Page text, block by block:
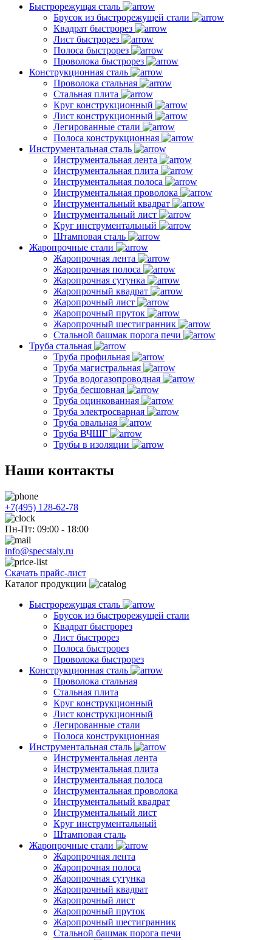
Быстрорежущая сталь
Брусок из быстрорежущей стали
Квадрат быстрорез
Лист быстрорез
Полоса быстрорез
Проволока быстрорез
Конструкционная сталь
Проволока стальная
Стальная плита
Круг конструкционный
Лист конструкционный
Легированные стали
Полоса конструкционная
Инструментальная сталь
Инструментальная лента
Инструментальная плита
Инструментальная полоса
Инструментальная проволока
Инструментальный квадрат
Инструментальный лист
Круг инструментальный
Штамповая сталь
Жаропрочные стали
Жаропрочная лента
Жаропрочная полоса
Жаропрочная сутунка
Жаропрочный квадрат
Жаропрочный лист
Жаропрочный пруток
Жаропрочный шестигранник
Стальной башмак порога печи
Труба стальная
Труба профильная
Труба магистральная
Труба водогазопроводная
Труба бесшовная
Труба оцинкованная
Труба электросварная
Труба овальная
Труба ВЧШГ
Трубы в изоляции
Наши контакты
+7(495) 128-62-78
Пн-Пт: 09:00 - 18:00
info@specstaly.ru
Скачать прайс-лист
Каталог продукции
Быстрорежущая сталь
Брусок из быстрорежущей стали
Квадрат быстрорез
Лист быстрорез
Полоса быстрорез
Проволока быстрорез
Конструкционная сталь
Проволока стальная
Стальная плита
Круг конструкционный
Лист конструкционный
Легированные стали
Полоса конструкционная
Инструментальная сталь
Инструментальная лента
Инструментальная плита
Инструментальная полоса
Инструментальная проволока
Инструментальный квадрат
Инструментальный лист
Круг инструментальный
Штамповая сталь
Жаропрочные стали
Жаропрочная лента
Жаропрочная полоса
Жаропрочная сутунка
Жаропрочный квадрат
Жаропрочный лист
Жаропрочный пруток
Жаропрочный шестигранник
Стальной башмак порога печи